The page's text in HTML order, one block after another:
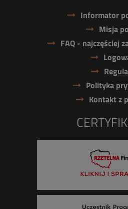
Informator
Misja
FAQ - najczęściej
Polityka
Kontakt z